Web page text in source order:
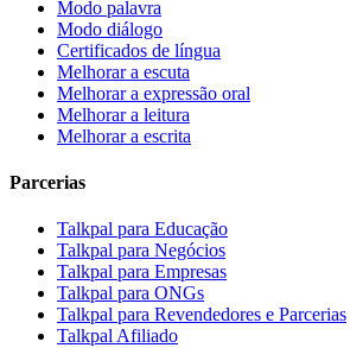
Modo palavra
Modo diálogo
Certificados de língua
Melhorar a escuta
Melhorar a expressão oral
Melhorar a leitura
Melhorar a escrita
Parcerias
Talkpal para Educação
Talkpal para Negócios
Talkpal para Empresas
Talkpal para ONGs
Talkpal para Revendedores e Parcerias
Talkpal Afiliado